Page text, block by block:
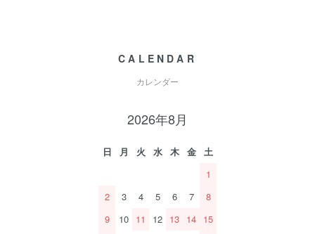
CALENDAR
カレンダー
2026年8月
日 月 火 水 木 金
土
1
2
3 4 5 6 7
8
9
10 11 12 13 14 15